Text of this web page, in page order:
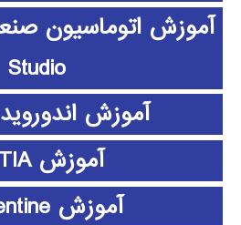
Studio
آموزش اندوروید android
آموزش CATIA
آموزش clementine